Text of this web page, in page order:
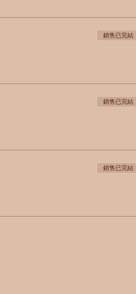
銷售已完結
銷售已完結
銷售已完結